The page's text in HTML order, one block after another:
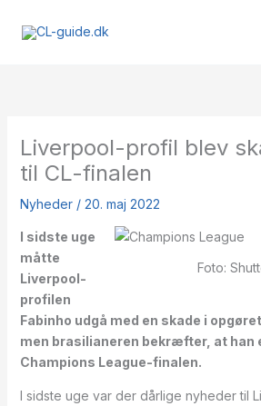
Liverpool-profil blev
til CL-finalen
Nyheder/ 20. maj 2022
Foto:
I sidste uge
måtte
Liverpool-
profilen
Fabinho udgå med en skade i
men brasilianeren bekræfter, at han
Champions League-finalen.
I sidste uge var der dårlige nyheder til